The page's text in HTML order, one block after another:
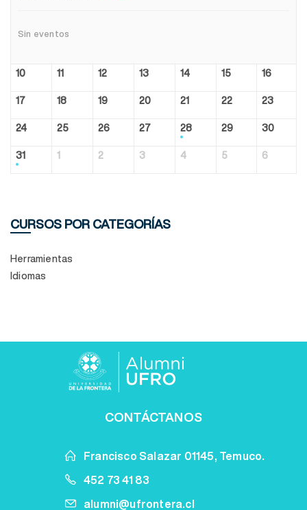
Sin eventos
10 11 12 13 14 15 16
17 18 19 20 21 22 23
24 25 26 27 28 29 30
31 1 2 3 4 5 6
CURSOS POR CATEGORÍAS
Herramientas
Idiomas
CONTÁCTANOS
Francisco Salazar 01145, Temuco.
452 73 41 83
alumni@ufrontera.cl